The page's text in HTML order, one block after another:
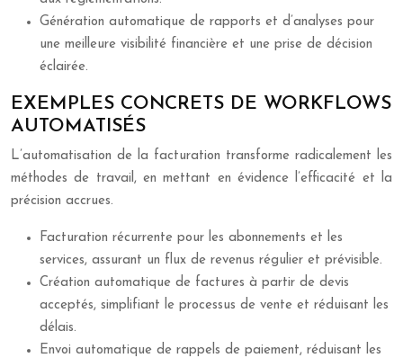
Génération automatique de rapports et d’analyses pour
une meilleure visibilité financière et une prise de décision
éclairée.
EXEMPLES CONCRETS DE WORKFLOWS
AUTOMATISÉS
L’automatisation de la facturation transforme radicalement les
méthodes de travail, en mettant en évidence l’efficacité et la
précision accrues.
Facturation récurrente pour les abonnements et les
services, assurant un flux de revenus régulier et prévisible.
Création automatique de factures à partir de devis
acceptés, simplifiant le processus de vente et réduisant les
délais.
Envoi automatique de rappels de paiement, réduisant les